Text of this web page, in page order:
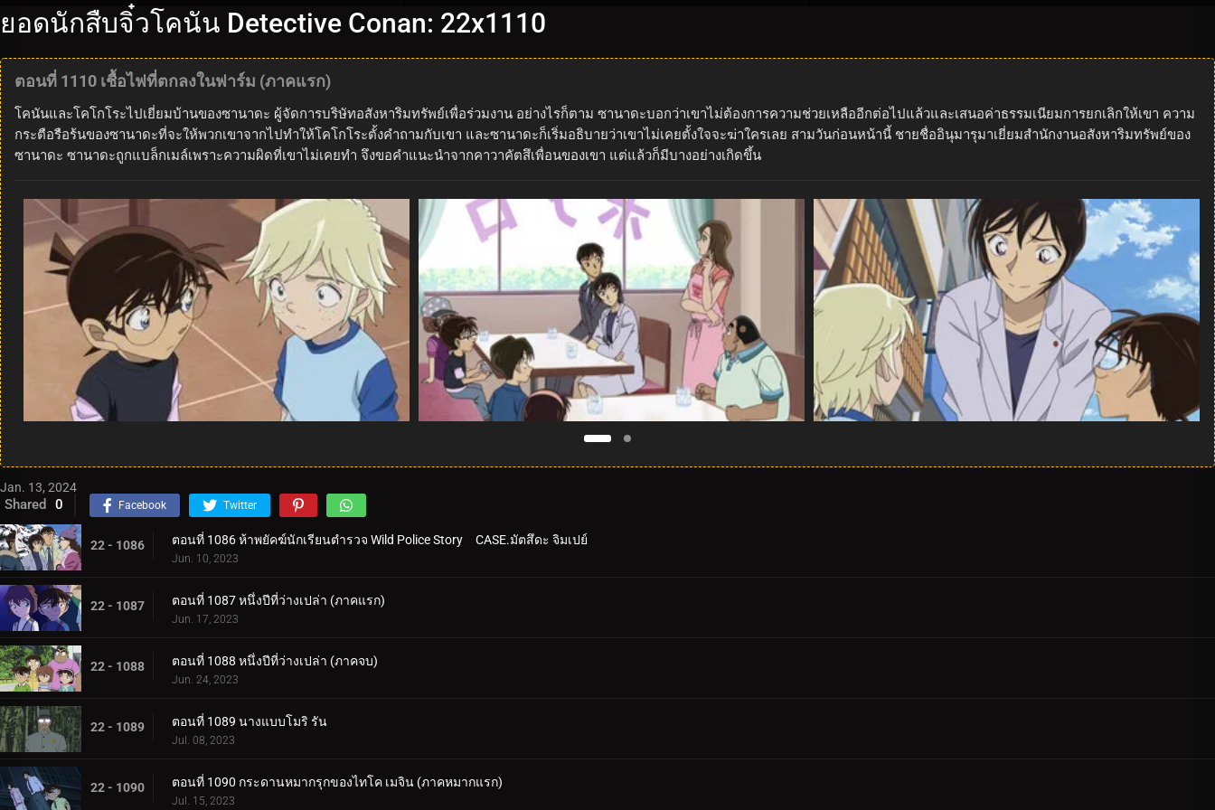
ยอดนักสืบจิ๋วโคนัน Detective Conan: 22x1110
ตอนที่ 1110 เชื้อไฟที่ตกลงในฟาร์ม (ภาคแรก)
โคนันและโคโกโระไปเยี่ยมบ้านของซานาดะ ผู้จัดการบริษัทอสังหาริมทรัพย์เพื่อร่วมงาน อย่างไรก็ตาม ซานาดะบอกว่าเขาไม่ต้องการความช่วยเหลืออีกต่อไปแล้วและเสนอค่าธรรมเนียมการยกเลิกให้เขา ความ
กระตือรือร้นของซานาดะที่จะให้พวกเขาจากไปทำให้โคโกโระตั้งคำถามกับเขา และซานาดะก็เริ่มอธิบายว่าเขาไม่เคยตั้งใจจะฆ่าใครเลย สามวันก่อนหน้านี้ ชายชื่ออินุมารุมาเยี่ยมสำนักงานอสังหาริมทรัพย์ของ
ซานาดะ ซานาดะถูกแบล็กเมล์เพราะความผิดที่เขาไม่เคยทำ จึงขอคำแนะนำจากคาวาคัตสึเพื่อนของเขา แต่แล้วก็มีบางอย่างเกิดขึ้น
Jan. 13, 2024
Shared 0 Facebook Twitter
22 - 1086 ตอนที่ 1086 ห้าพยัคฆ์นักเรียนตำรวจ Wild Police Story CASE.มัตสึดะ จิมเปย์
Jun. 10, 2023
22 - 1087 ตอนที่ 1087 หนึ่งปีที่ว่างเปล่า (ภาคแรก)
Jun. 17, 2023
22 - 1088 ตอนที่ 1088 หนึ่งปีที่ว่างเปล่า (ภาคจบ)
Jun. 24, 2023
22 - 1089 ตอนที่ 1089 นางแบบโมริ รัน
Jul. 08, 2023
22 - 1090 ตอนที่ 1090 กระดานหมากรุกของไทโค เมจิน (ภาคหมากแรก)
Jul. 15, 2023